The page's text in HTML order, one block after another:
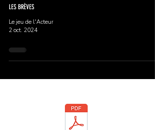
LES BRÈVES
Le jeu de l'Acteur
2 oct. 2024